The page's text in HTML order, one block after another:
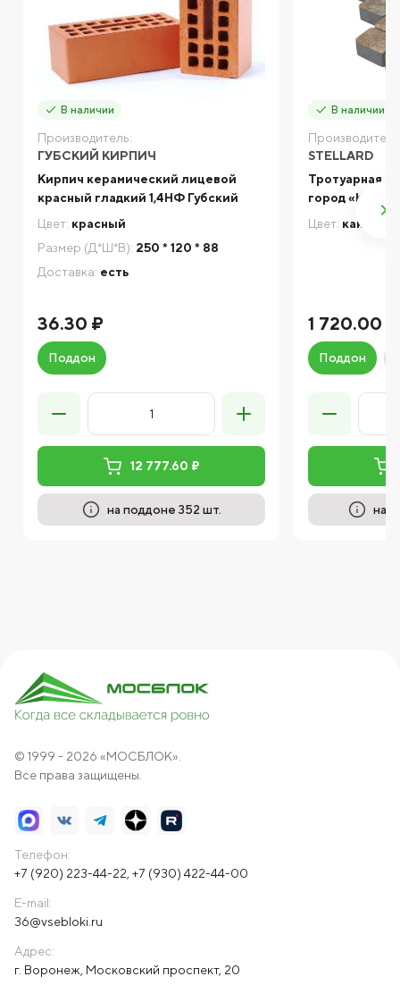
В наличии
Производитель:
ГУБСКИЙ КИРПИЧ
Кирпич керамический лицевой
красный гладкий 1,4НФ Губский
Цвет: красный
Размер (Д*Ш*В): 250 * 120 * 88
Доставка: есть
36.30 ₽
Поддон
12 777.60 ₽
на поддоне 352 шт.
В наличии
STELLARD
Тротуарная
город
Цвет: каньон
1 720.00 ₽
Поддон
на
© 1999 - 2026 «МОСБЛОК».
Все права защищены.
Телефон:
+7 (920) 223-44-22, +7 (930) 422-44-00
E-mail:
36@vsebloki.ru
Адрес:
г. Воронеж, Московский проспект, 20